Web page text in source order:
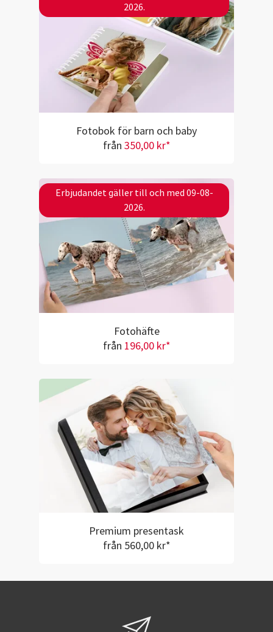
2026.
Fotobok för barn och baby
från 350,00 kr*
Erbjudandet gäller till och med 09-08-
2026.
Fotohäfte
från 196,00 kr*
Premium presentask
från 560,00 kr*